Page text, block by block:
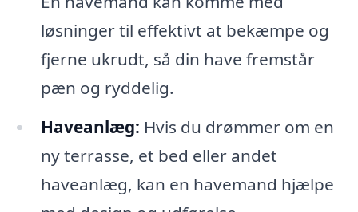
løsninger til effektivt at bekæmpe og
fjerne ukrudt, så din have fremstår
pæn og ryddelig.
Haveanlæg: Hvis du drømmer om en
ny terrasse, et bed eller andet
haveanlæg, kan en havemand hjælpe